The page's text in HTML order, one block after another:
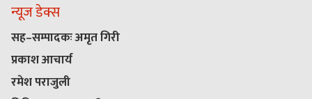
न्यूज डेक्स
सह–सम्पादकः अमृत गिरी
प्रकाश आचार्य
रमेश पराजुली